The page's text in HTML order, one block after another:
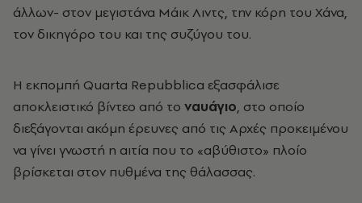
άλλων- στον μεγιστάνα Μάικ Λιντς, την κόρη του Χάνα,
τον δικηγόρο του και της συζύγου του.
Η εκπομπή Quarta Repubblica εξασφάλισε
αποκλειστικό βίντεο από το ναυάγιο, στο οποίο
διεξάγονται ακόμη έρευνες από τις Αρχές προκειμένου
να γίνει γνωστή η αιτία που το «αβύθιστο» πλοίο
βρίσκεται στον πυθμένα της θάλασσας.